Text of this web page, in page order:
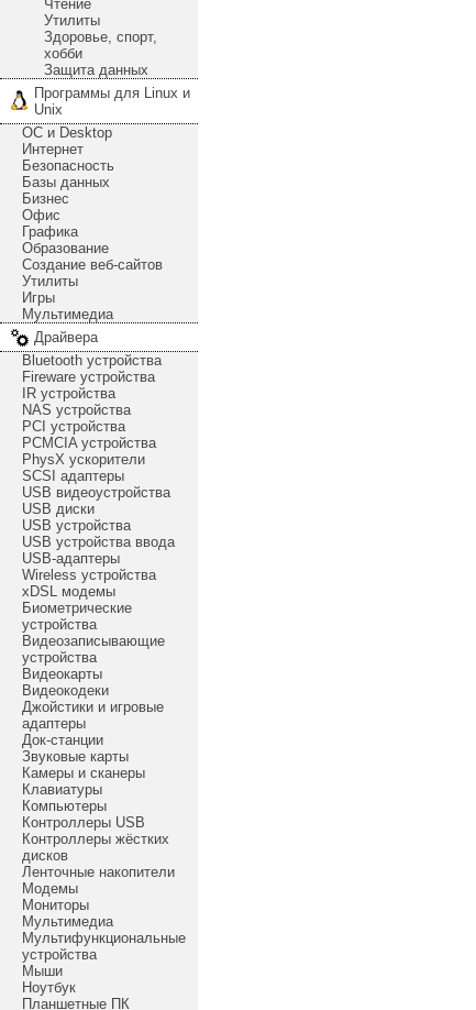
Чтение
Утилиты
Здоровье, спорт,
хобби
Защита данных
Программы для Linux и
Unix
ОС и Desktop
Интернет
Безопасность
Базы данных
Бизнес
Офис
Графика
Образование
Создание веб-сайтов
Утилиты
Игры
Мультимедиа
Драйвера
Bluetooth устройства
Fireware устройства
IR устройства
NAS устройства
PCI устройства
PCMCIA устройства
PhysX ускорители
SCSI адаптеры
USB видеоустройства
USB диски
USB устройства
USB устройства ввода
USB-адаптеры
Wireless устройства
xDSL модемы
Биометрические
устройства
Видеозаписывающие
устройства
Видеокарты
Видеокодеки
Джойстики и игровые
адаптеры
Док-станции
Звуковые карты
Камеры и сканеры
Клавиатуры
Компьютеры
Контроллеры USB
Контроллеры жёстких
дисков
Ленточные накопители
Модемы
Мониторы
Мультимедиа
Мультифункциональные
устройства
Мыши
Ноутбук
Планшетные ПК